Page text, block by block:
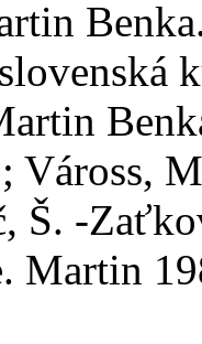
Váross,
Š. -
Martin